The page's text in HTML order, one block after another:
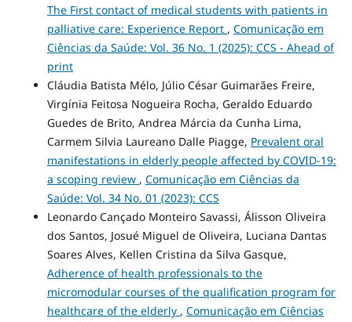
The First contact of medical students with patients in
palliative care: Experience Report , Comunicação em
Ciências da Saúde: Vol. 36 No. 1 (2025): CCS - Ahead of
print
Cláudia Batista Mélo, Júlio César Guimarães Freire,
Virgínia Feitosa Nogueira Rocha, Geraldo Eduardo
Guedes de Brito, Andrea Márcia da Cunha Lima,
Carmem Silvia Laureano Dalle Piagge, Prevalent oral
manifestations in elderly people affected by COVID-19:
a scoping review , Comunicação em Ciências da
Saúde: Vol. 34 No. 01 (2023): CCS
Leonardo Cançado Monteiro Savassi, Álisson Oliveira
dos Santos, Josué Miguel de Oliveira, Luciana Dantas
Soares Alves, Kellen Cristina da Silva Gasque,
Adherence of health professionals to the
micromodular courses of the qualification program for
healthcare of the elderly , Comunicação em Ciências